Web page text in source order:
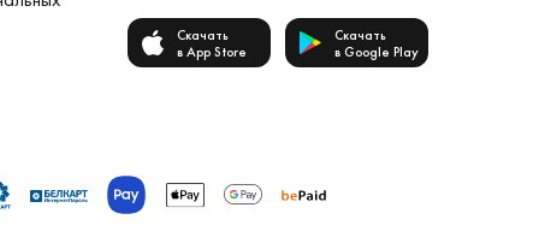
Скачать
в App Store
Скачать
в Google Play